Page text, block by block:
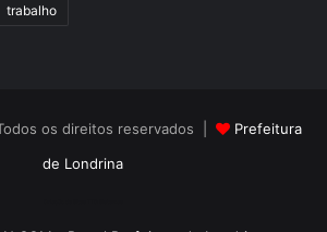
trabalho
os direitos reservados |
Prefeitura
de Londrina